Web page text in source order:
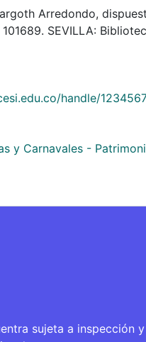
Arredondo,
SEVILLA:
handle/
y Carnavales -
sujeta a inspección